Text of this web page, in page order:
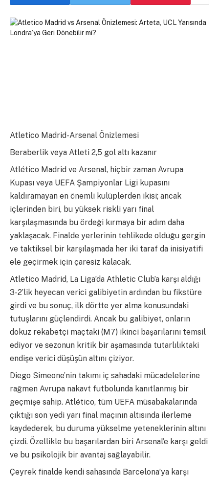
Atletico Madrid-Arsenal Önizlemesi
Beraberlik veya Atleti 2,5 gol altı kazanır
Atlético Madrid ve Arsenal, hiçbir zaman Avrupa
Kupası veya UEFA Şampiyonlar Ligi kupasını
kaldıramayan en önemli kulüplerden ikisi; ancak
içlerinden biri, bu yüksek riskli yarı final
karşılaşmasında bu ördeği kırmaya bir adım daha
yaklaşacak. Finalde yerlerinin tehlikede olduğu gergin
ve taktiksel bir karşılaşmada her iki taraf da inisiyatifi
ele geçirmek için çaresiz kalacak.
Atletico Madrid, La Liga’da Athletic Club’a karşı aldığı
3-2’lik heyecan verici galibiyetin ardından bu fikstüre
girdi ve bu sonuç, ilk dörtte yer alma konusundaki
tutuşlarını güçlendirdi. Ancak bu galibiyet, onların
dokuz rekabetçi maçtaki (M7) ikinci başarılarını temsil
ediyor ve sezonun kritik bir aşamasında tutarlılıktaki
endişe verici düşüşün altını çiziyor.
Diego Simeone’nin takımı iç sahadaki mücadelelerine
rağmen Avrupa nakavt futbolunda kanıtlanmış bir
geçmişe sahip. Atlético, tüm UEFA müsabakalarında
çıktığı son yedi yarı final maçının altısında ilerleme
kaydederek, bu duruma yükselme yeteneklerinin altını
çizdi. Özellikle bu başarılardan biri Arsenal’e karşı geldi
ve bu psikolojik bir avantaj sağlayabilir.
Çeyrek finalde kendi sahasında Barcelona’ya karşı